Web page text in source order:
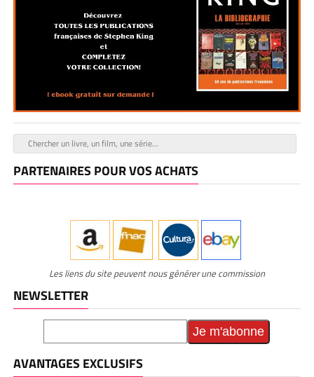
PARTENAIRES POUR VOS ACHATS
Les liens du site peuvent nous générer une commission
NEWSLETTER
AVANTAGES EXCLUSIFS